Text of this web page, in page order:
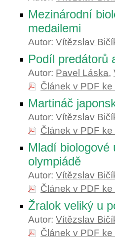
Mezinárodní
medailemi
Autor: Vítězslav
Podíl predátorů
Autor: Pavel Láska,
Článek v PDF
Martináč
Autor: Vítězslav
Článek v PDF
Mladí biologové
olympiádě
Autor: Vítězslav
Článek v PDF
Žralok veliký u
Autor: Vítězslav
Článek v PDF